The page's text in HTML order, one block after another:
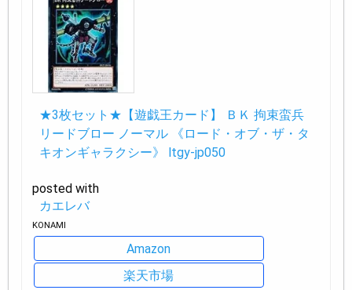
★3枚セット★【遊戯王カード】 ＢＫ 拘束蛮兵
リードブロー ノーマル 《ロード・オブ・ザ・タ
キオンギャラクシー》 ltgy-jp050
posted with
カエレバ
KONAMI
Amazon
楽天市場